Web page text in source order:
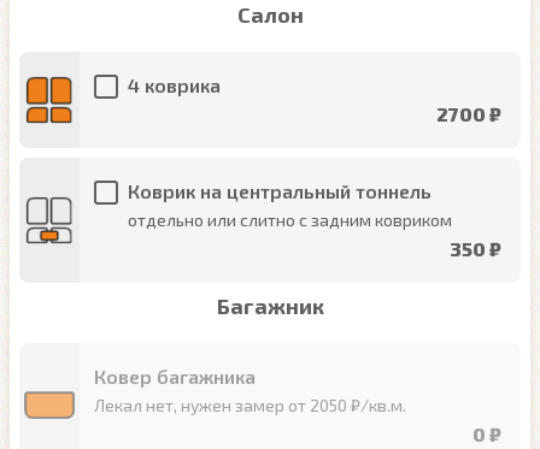
Салон
4 коврика
2700 ₽
Коврик на центральный тоннель
отдельно или слитно с задним ковриком
350 ₽
Багажник
Ковер багажника
Лекал нет, нужен замер от 2050 ₽/кв.м.
0 ₽